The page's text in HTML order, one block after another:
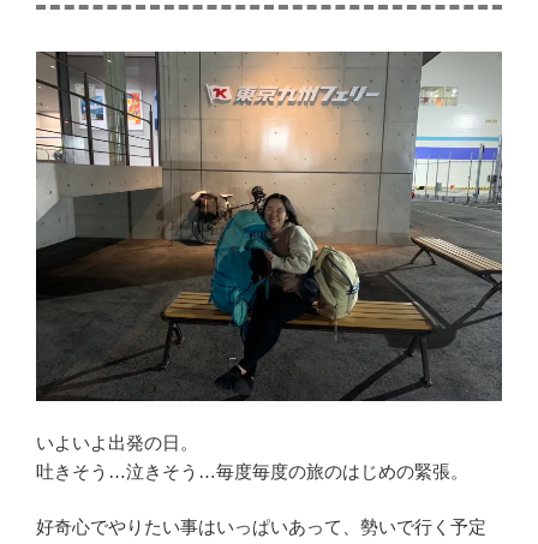
いよいよ出発の日。
吐きそう…泣きそう…毎度毎度の旅のはじめの緊張。
好奇心でやりたい事はいっぱいあって、勢いで行く予定